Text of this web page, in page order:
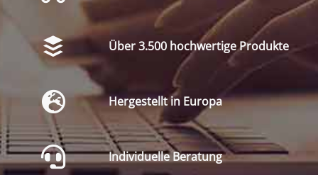
Über 3.500 hochwertige Produkte
Hergestellt in Europa
Individuelle Beratung